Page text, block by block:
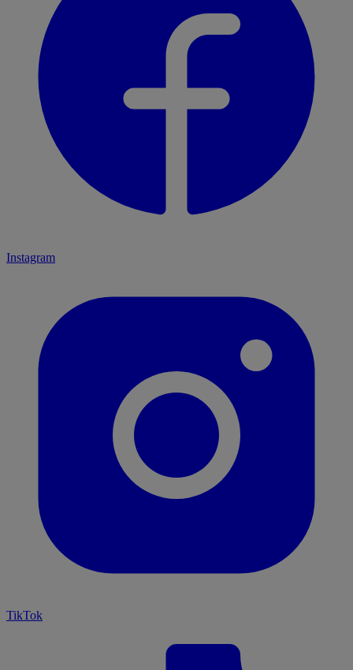
Instagram
TikTok